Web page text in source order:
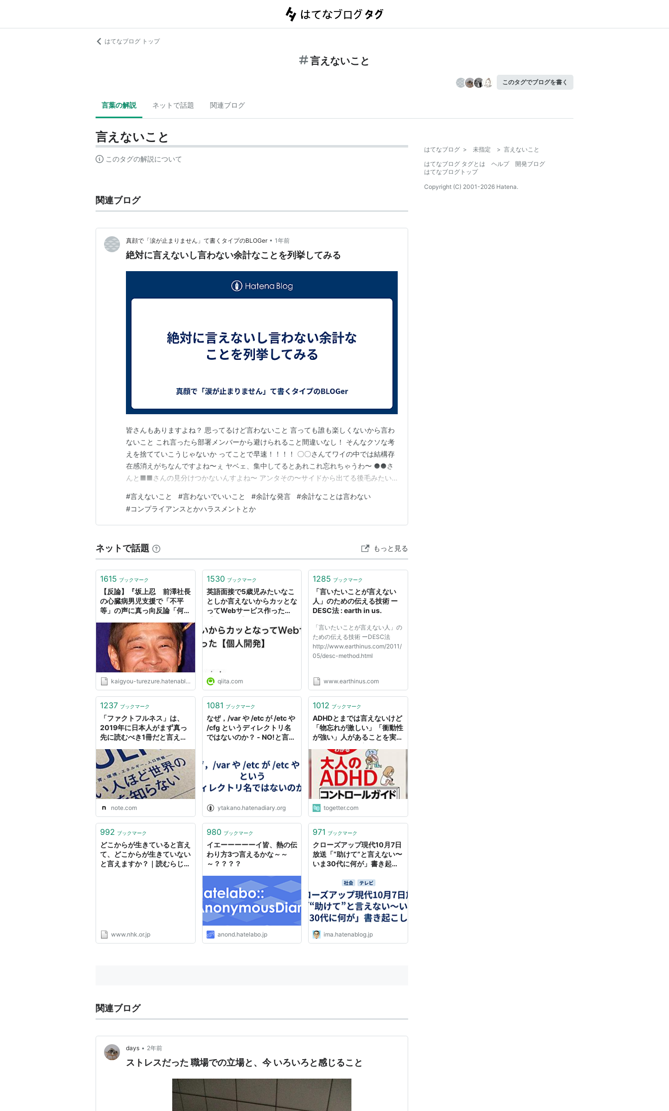
はてなブログ トップ
言えないこと
このタグでブログを書く
言葉の解説 ネットで話題 関連ブログ
言えないこと
このタグの解説について
関連ブログ
真顔で「涙が止まりません」て書くタイプのBLOGer • 1年前
絶対に言えないし言わない余計なことを列挙してみる
皆さんもありますよね？ 思ってるけど言わないこと 言っても誰も楽しくないから言わ
ないこと これ言ったら部署メンバーから避けられること間違いなし！ そんなクソな考
えを捨てていこうじゃないか ってことで早速！！！！ 〇〇さんてワイの中では結構存
在感消えがちなんですよね〜ぇ ヤベェ、集中してるとあれこれ忘れちゃうわ〜 ●●さ
んと■■さんの見分けつかないんすよね〜 アンタその〜サイドから出てる後毛みたい
ん、オンライン会議中にAちゃんが詰められてる最中にワイ、聞き流しながらソシャゲ
やってもーてましたわwwwバレてたらこっちに…
#言えないこと #言わないでいいこと #余計な発言 #余計なことは言わない
#コンプライアンスとかハラスメントとか
ネットで話題 もっと見る
1615 ブックマーク
【反論】『坂上忍 前澤社長
の心臓病男児支援で「不平
等」の声に真っ向反論「何か
る【移植医療はお先真っ暗】
- 勤務医開業つれづれ日記・
kaigyou-turezure.hatenablog.jp
1530 ブックマーク
英語面接で5歳児みたいなこ
としか言えないからカッとな
ってWebサービス作った
qiita.com
1285 ブックマーク
「言いたいことが言えない
人」のための伝える技術 ー
DESC法 : earth in us.
「言いたいことが言えない人」の
ための伝える技術 ーDESC法
http://www.earthinus.com/2011/
05/desc-method.html
www.earthinus.com
1237 ブックマーク
「ファクトフルネス」は、
2019年に日本人がまず真っ
先に読むべき1冊だと言える
ンタメビジネスウォッチャー
note.com
1081 ブックマーク
なぜ，/var や /etc が /etc や
/cfg というディレクトリ名
ではないのか？ - NO!と言え
ytakano.hatenadiary.org
1012 ブックマーク
ADHDとまでは言えないけど
「物忘れが激しい」「衝動性
が強い」人があることを実践
togetter.com
992 ブックマーク
どこからが生きていると言え
て、どこからが生きていない
と言えますか？｜読むらじ
www.nhk.or.jp
980 ブックマーク
イエーーーーーイ皆、熱の伝
わり方3つ言えるかな～～
～？？？？
anond.hatelabo.jp
971 ブックマーク
クローズアップ現代10月7日
放送「“助けて”と言えない〜
いま30代に何が」書き起こ
ima.hatenablog.jp
関連ブログ
days • 2年前
ストレスだった 職場での立場と、今 いろいろと感じること
はてなブログ > 未指定 > 言えないこと
はてなブログ タグとは
ヘルプ
開発ブログ
はてなブログトップ
Copyright (C) 2001-2026 Hatena.